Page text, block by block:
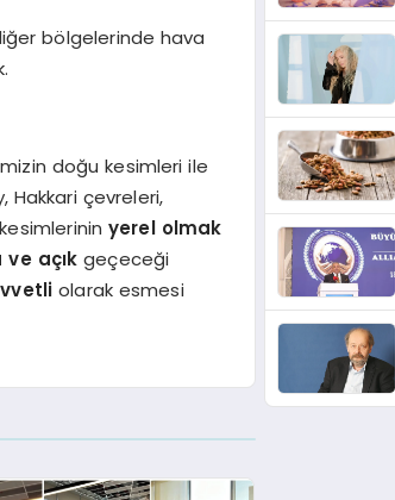
bölgelerinde hava
doğu kesimleri ile
Hakkari çevreleri,
kesimlerininyerel olmak
açık geçeceği
olarak esmesi